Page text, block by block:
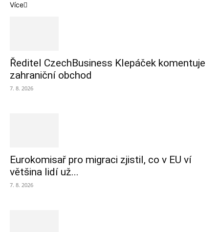
Více
Ředitel CzechBusiness Klepáček komentuje
zahraniční obchod
7. 8. 2026
Eurokomisař pro migraci zjistil, co v EU ví
většina lidí už...
7. 8. 2026